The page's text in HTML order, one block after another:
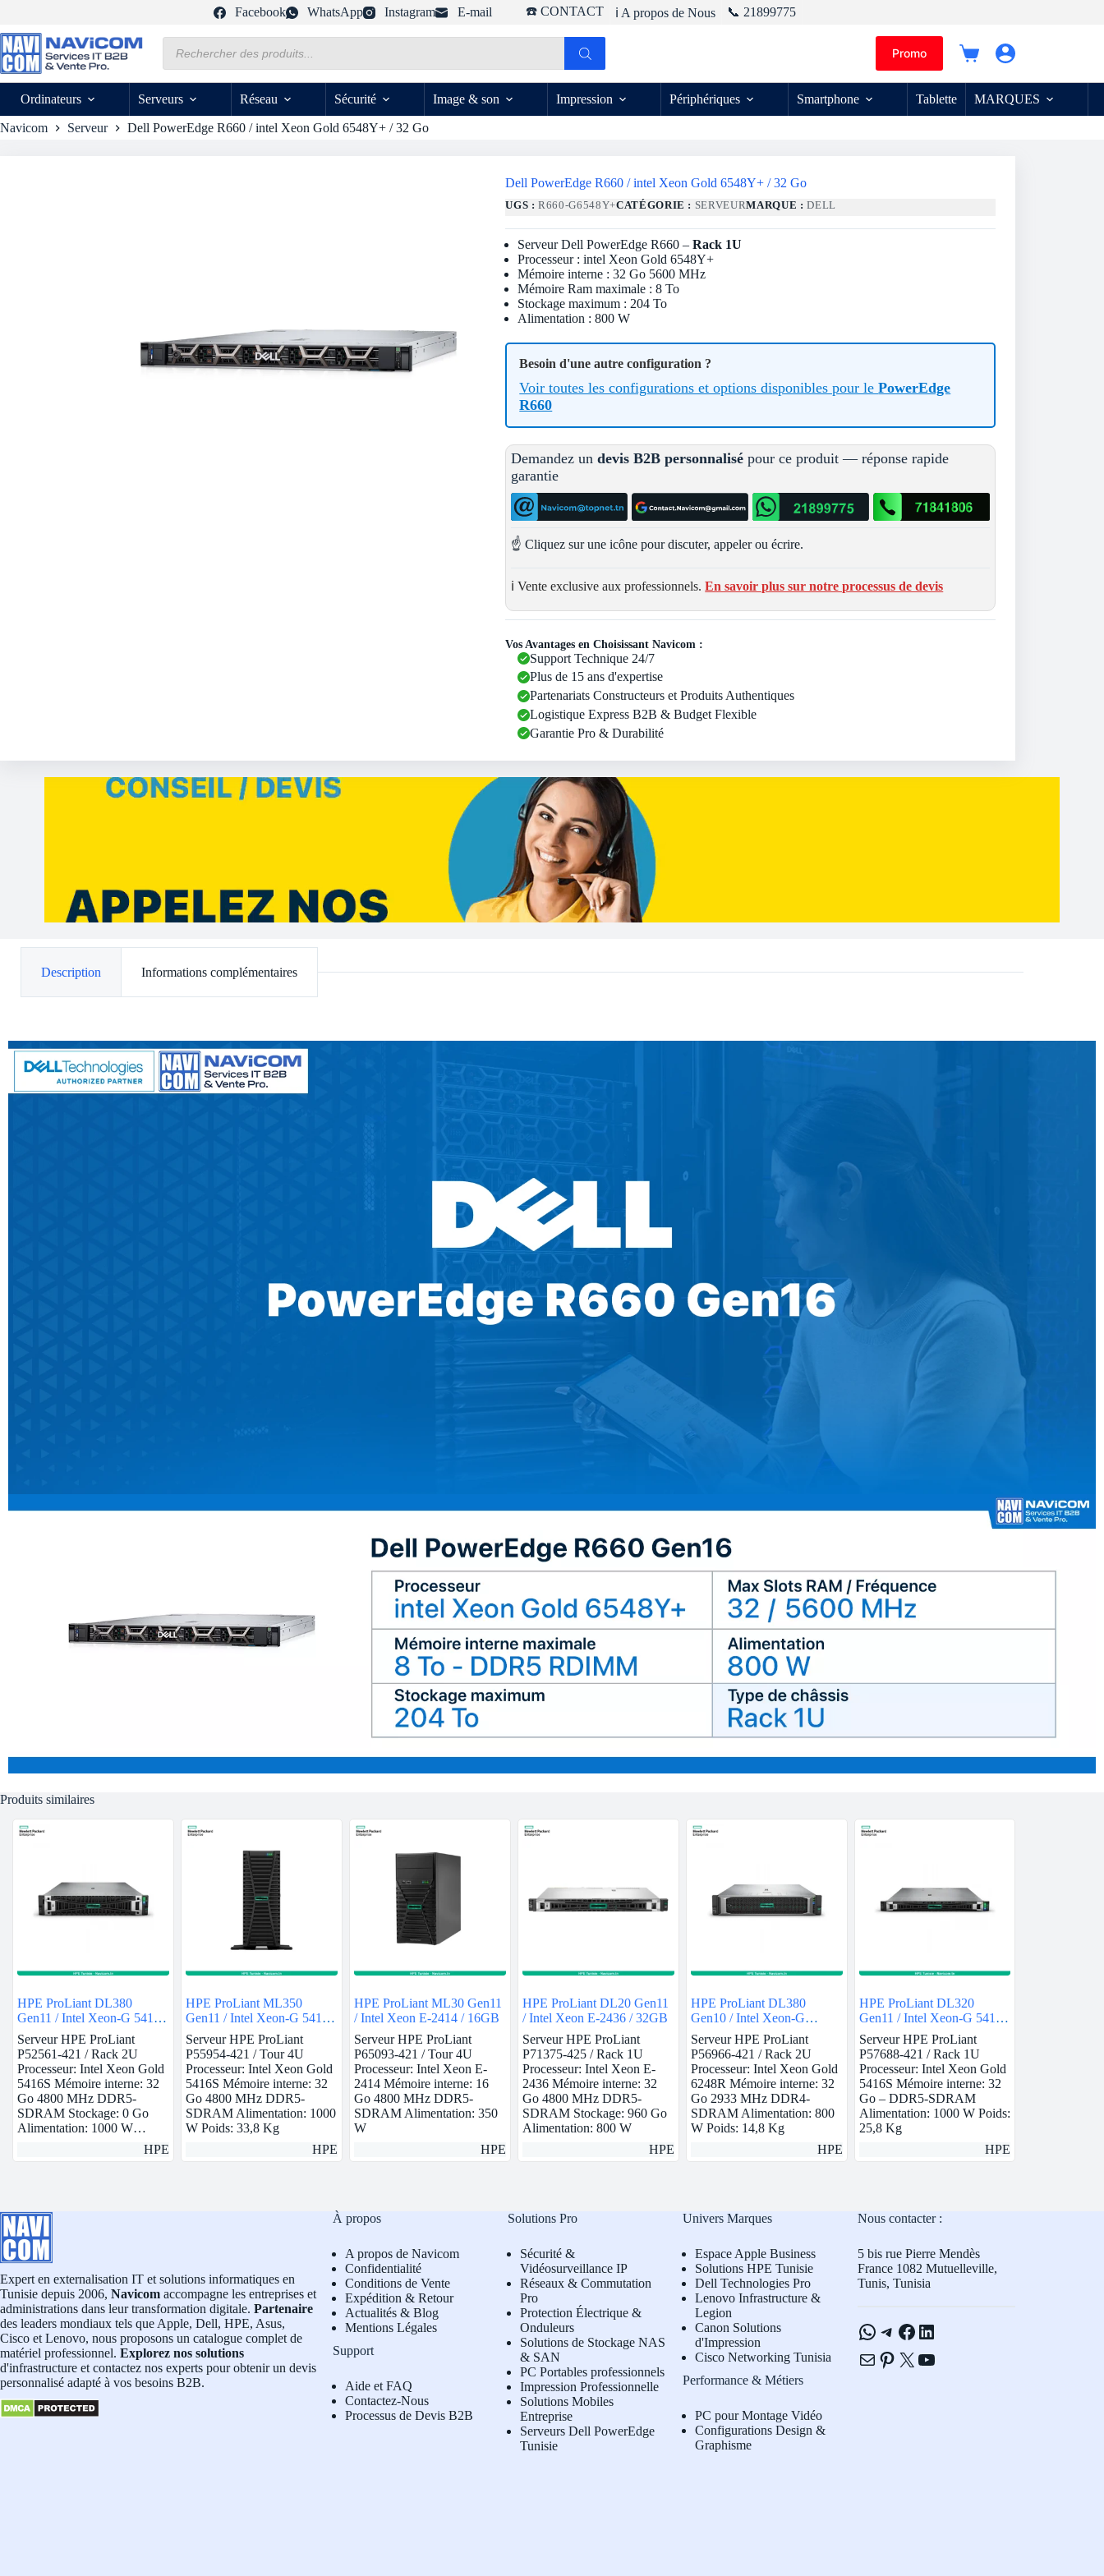
contenu
Facebook WhatsApp Instagram E-mail ☎️ CONTACT ℹ️ A propos de Nous 📞 21899775
produits
Promo
Panier
Ordinateurs
Serveurs Réseau Sécurité Image & son Impression Périphériques Smartphone Tablette MARQUES
Navicom Serveur Dell PowerEdge R660 / intel Xeon Gold 6548Y+ / 32 Go
Dell PowerEdge R660 / intel Xeon Gold 6548Y+ / 32 Go
UGS :R660-G6548Y+CATÉGORIE : SERVEURMARQUE :DELL
Serveur Dell PowerEdge R660 –Rack 1U
Processeur : intel Xeon Gold 6548Y+
Mémoire interne : 32 Go 5600 MHz
Mémoire Ram maximale : 8 To
Stockage maximum : 204 To
Alimentation : 800 W
Besoin d'une autre configuration ?
Voir toutes les configurations et options disponibles pour lePowerEdge
R660
Demandez undevis B2B personnalisé pour ce produit — réponse rapide
garantie
☝️ Cliquez sur une icône pour discuter, appeler ou écrire.
ℹ️ Vente exclusive aux professionnels.En savoir plus sur notre processus de devis
Vos Avantages en Choisissant Navicom :
Support Technique 24/7
Plus de 15 ans d'expertise
Partenariats Constructeurs et Produits Authentiques
Logistique Express B2B & Budget Flexible
Garantie Pro & Durabilité
Description Informations complémentaires
Produits similaires
HPE ProLiant DL380
Gen11 / Intel Xeon-G 5416S
/ 32GB
Serveur HPE ProLiant
P52561-421 / Rack 2U
Processeur: Intel Xeon Gold
5416S Mémoire interne: 32
Go 4800 MHz DDR5-
SDRAM Stockage: 0 Go
Alimentation: 1000 W…
HPE
HPE ProLiant ML350
Gen11 / Intel Xeon-G 5416S
/ 32GB
Serveur HPE ProLiant
P55954-421 / Tour 4U
Processeur: Intel Xeon Gold
5416S Mémoire interne: 32
Go 4800 MHz DDR5-
SDRAM Alimentation: 1000
W Poids: 33,8 Kg
HPE
HPE ProLiant ML30 Gen11
/ Intel Xeon E-2414 / 16GB
Serveur HPE ProLiant
P65093-421 / Tour 4U
Processeur: Intel Xeon E-
2414 Mémoire interne: 16
Go 4800 MHz DDR5-
SDRAM Alimentation: 350
W
HPE
HPE ProLiant DL20 Gen11
/ Intel Xeon E-2436 / 32GB
Serveur HPE ProLiant
P71375-425 / Rack 1U
Processeur: Intel Xeon E-
2436 Mémoire interne: 32
Go 4800 MHz DDR5-
SDRAM Stockage: 960 Go
Alimentation: 800 W
HPE
HPE ProLiant DL380
Gen10 / Intel Xeon-G
6248R / 32GB
Serveur HPE ProLiant
P56966-421 / Rack 2U
Processeur: Intel Xeon Gold
6248R Mémoire interne: 32
Go 2933 MHz DDR4-
SDRAM Alimentation: 800
W Poids: 14,8 Kg
HPE
HPE ProLiant DL320
Gen11 / Intel Xeon-G 5416S
/ 32GB
Serveur HPE ProLiant
P57688-421 / Rack 1U
Processeur: Intel Xeon Gold
5416S Mémoire interne: 32
Go – DDR5-SDRAM
Alimentation: 1000 W Poids:
25,8 Kg
HPE
Expert en externalisation IT et solutions informatiques en
Tunisie depuis 2006, Navicom accompagne les entreprises et
administrations dans leur transformation digitale. Partenaire
des leaders mondiaux tels que Apple, Dell, HPE, Asus,
Cisco et Lenovo, nous proposons un catalogue complet de
matériel professionnel. Explorez nos solutions
d'infrastructure et contactez nos experts pour obtenir un devis
personnalisé adapté à vos besoins B2B.
À propos
A propos de Navicom
Confidentialité
Conditions de Vente
Expédition & Retour
Actualités & Blog
Mentions Légales
Support
Aide et FAQ
Contactez-Nous
Processus de Devis B2B
Solutions Pro
Sécurité &
Vidéosurveillance IP
Réseaux & Commutation
Pro
Protection Électrique &
Onduleurs
Solutions de Stockage NAS
& SAN
PC Portables professionnels
Impression Professionnelle
Solutions Mobiles
Entreprise
Serveurs Dell PowerEdge
Tunisie
Univers Marques
Espace Apple Business
Solutions HPE Tunisie
Dell Technologies Pro
Lenovo Infrastructure &
Legion
Canon Solutions
d'Impression
Cisco Networking Tunisia
Performance & Métiers
PC pour Montage Vidéo
Configurations Design &
Graphisme
Nous contacter :
5 bis rue Pierre Mendès
France 1082 Mutuelleville,
Tunis, Tunisia
WhatsApp
Telegram
Facebook
LinkedIn
E-mailPinterest
X YouTube